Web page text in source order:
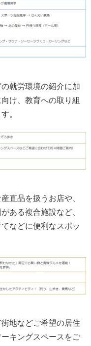
就労環境の紹介に加
け、教育への取り組
。
直品を扱うお店や、
ある複合施設など、
などに便利なスポッ
地などご希望の居住
キングスペースをご